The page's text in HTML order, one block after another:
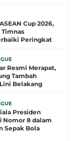
Cup 2026,
Peringkat
Resmi Merapat,
Tambah
Belakang
Presiden
Nomor 8 dalam
Sepak Bola